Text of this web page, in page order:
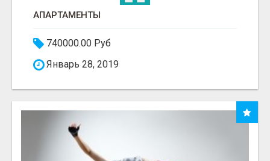
АПАРТАМЕНТЫ
740000.00 Руб
Январь 28, 2019